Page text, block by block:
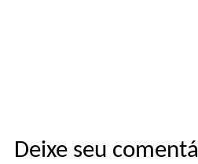
Deixe seu